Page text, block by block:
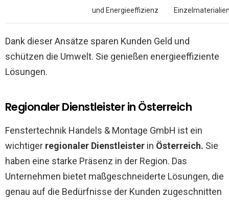
und Energieeffizienz
Dank dieser Ansätze sparen Kunden Geld und
schützen die Umwelt. Sie genießen energieeffiziente
Lösungen.
Regionaler Dienstleister in Österreich
Fenstertechnik Handels & Montage GmbH ist ein
wichtiger regionaler Dienstleister in Österreich. Sie
haben eine starke Präsenz in der Region. Das
Unternehmen bietet maßgeschneiderte Lösungen, die
genau auf die Bedürfnisse der Kunden zugeschnitten